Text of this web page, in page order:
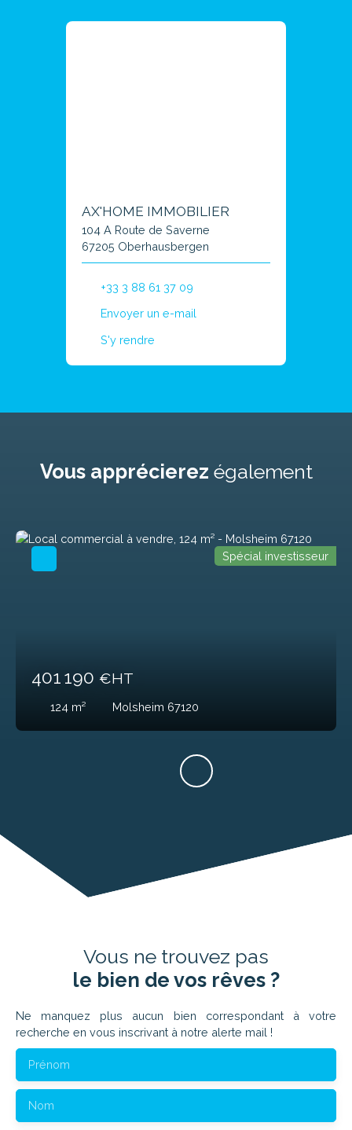
AX'HOME IMMOBILIER
104 A Route de Saverne
67205 Oberhausbergen
+33 3 88 61 37 09
Envoyer un e-mail
S'y rendre
Vous apprécierez également
401 190 €HT
124 m² Molsheim 67120
Spécial investisseur
Vous ne trouvez pas
le bien de vos rêves ?
Ne manquez plus aucun bien correspondant à votre
recherche en vous inscrivant à notre alerte mail !
Prénom
Nom